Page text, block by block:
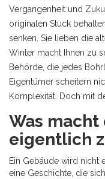
Vergangenheit und
originalen Stuck
senken. Sie lieben die
Winter macht Ihnen zu
Behörde, die jedes
Eigentümer scheitern
Komplexität. Doch mit
Was macht
eigentlich
Ein Gebäude wird nicht
eine Geschichte, die